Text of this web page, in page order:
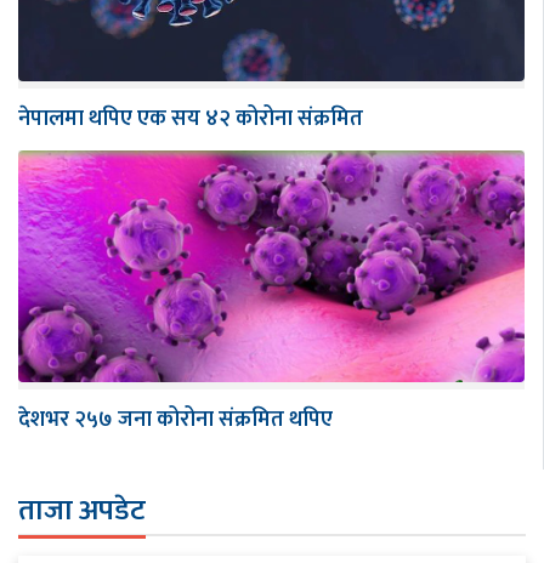
नेपालमा थपिए एक सय ४२ कोरोना संक्रमित
देशभर २५७ जना कोरोना संक्रमित थपिए
ताजा अपडेट